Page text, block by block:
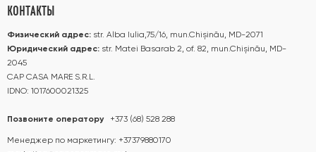
КОНТАКТЫ
Физический адрес: str. Alba Iulia,75/16, mun.Chișinău, MD-2071
Юридический адрес: str. Matei Basarab 2, of. 82, mun.Chișinău, MD-
2045
CAP CASA MARE S.R.L.
IDNO: 1017600021325
Позвоните оператору +373 (68) 528 288
Менеджер по маркетингу: +37379880170